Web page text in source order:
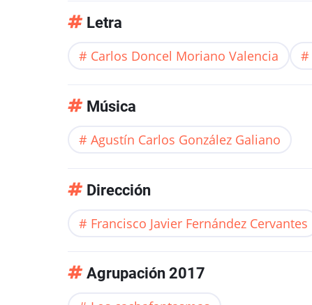
Letra
Carlos Doncel Moriano Valencia
Música
Agustín Carlos González Galiano
Dirección
Francisco Javier Fernández Cervantes
Agrupación 2017